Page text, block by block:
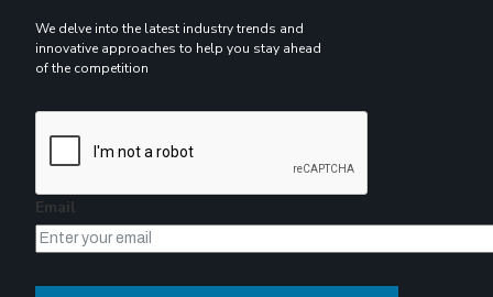
We delve into the latest industry trends and
innovative approaches to help you stay ahead
of the competition
Email